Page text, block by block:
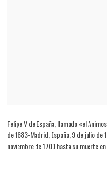
Felipe V de España, llamado «el
de 1683-Madrid, España, 9 de julio de
noviembre de 1700 hasta su muerte en